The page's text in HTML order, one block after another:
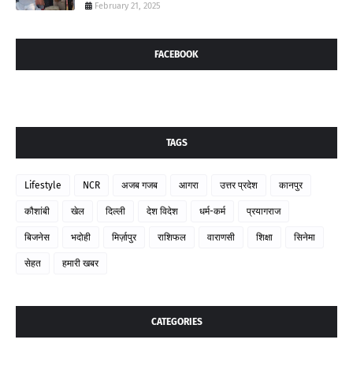
February 21, 2025
FACEBOOK
TAGS
Lifestyle NCR अजब गजब आगरा उत्तर प्रदेश कानपुर
कौशांबी खेल दिल्ली देश विदेश धर्म-कर्म प्रयागराज
बिजनेस भदोही मिर्ज़ापुर राशिफल वाराणसी शिक्षा सिनेमा
सेहत हमारी खबर
CATEGORIES